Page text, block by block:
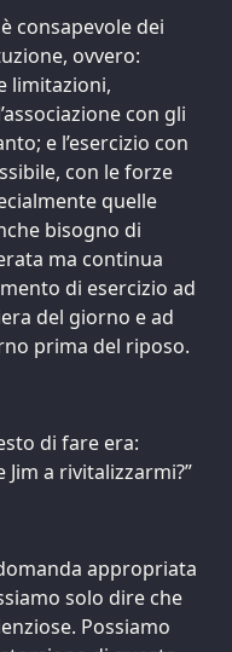
consapevole dei
ovvero:
limitazioni,
con gli
e l’esercizio con
con le forze
quelle
bisogno di
ma continua
di esercizio ad
del giorno e ad
prima del riposo.
di fare era:
a rivitalizzarmi?”
appropriata
solo dire che
Possiamo